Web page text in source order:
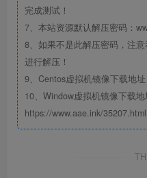
完成测试！
7、本站资源默认解压密码：
8、如果不是此解压密码，注
进行解压！
9、Centos虚拟机镜像下载地
10、Window虚拟机镜像下载地
https://www.aae.ink/35207.html